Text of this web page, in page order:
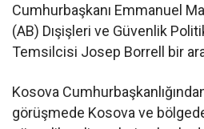
Cumhurbaşkanı Emmanuel
(AB) Dışişleri ve Güvenlik
Temsilcisi Josep Borrell bir
Kosova
görüşmede Kosova ve